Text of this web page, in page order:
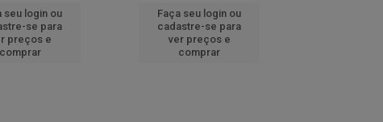
seu login ou
se para
preços e
comprar
Faça seu login ou
cadastre-se para
ver preços e
comprar